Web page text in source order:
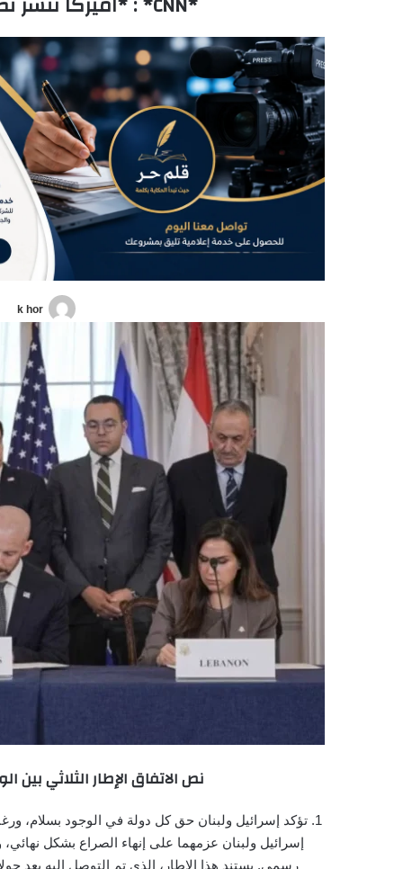
k hor
نص الاتفاق الإطار الثلاثي بين
1. تؤكد إسرائيل ولبنان حق كل دولة في الوجود بسلام،
إسرائيل ولبنان عزمهما على إنهاء الصراع بشكل نهائي،
رسمي. يستند هذا الإطار، الذي تم التوصل إليه بعد